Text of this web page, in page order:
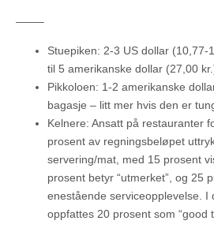
——–
Stuepiken: 2-3 US dollar (10,77-
til 5 amerikanske dollar (27,00
Pikkoloen: 1-2 amerikanske
bagasje – litt mer hvis den er
Kelnere: Ansatt på restauranter
prosent av regningsbeløpet
servering/mat, med 15 prosent
prosent betyr “utmerket”, og 25
enestående serviceopplevelse. I
oppfattes 20 prosent som “good